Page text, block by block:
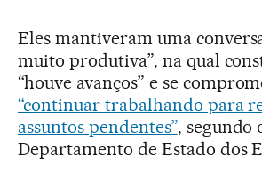
Eles mantiveram uma
muito produtiva”, na qual
“houve avanços” e se
“continuar trabalhando para
assuntos pendentes”, segundo
Departamento de Estado dos